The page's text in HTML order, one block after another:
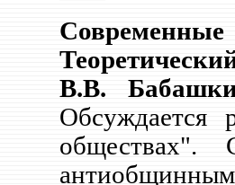
В.В.
Обсуждается
обществах".